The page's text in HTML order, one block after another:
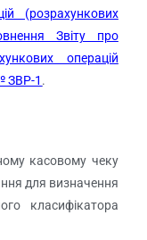
(розрахункових
Звіту про
операцій
ЗВР-1 .
касовому чеку
для визначення
класифікатора